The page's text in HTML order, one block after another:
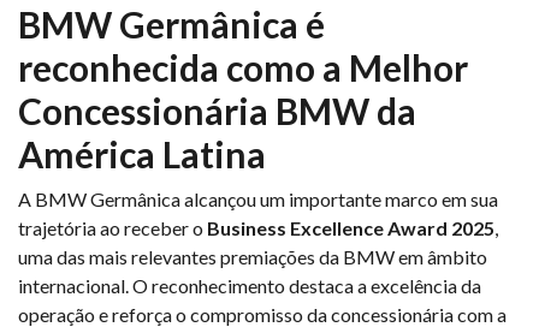
BMW Germânica é
reconhecida como a Melhor
Concessionária BMW da
América Latina
A BMW Germânica alcançou um importante marco em sua
trajetória ao receber o Business Excellence Award 2025
uma das mais relevantes premiações da BMW em âmbito
internacional. O reconhecimento destaca a excelência da
operação e reforça o compromisso da concessionária com a